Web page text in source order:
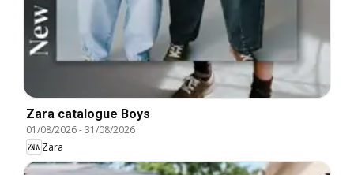
Zara catalogue Boys
01/08/2026-31/08/2026
Zara